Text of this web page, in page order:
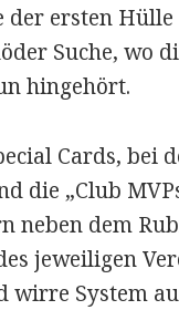
der ersten
Suche, wo
hingehört.
Cards, bei
die „Club
neben dem
jeweiligen
wirre System